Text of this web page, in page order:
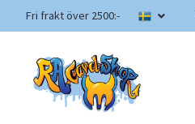
Fri frakt över 2500:-